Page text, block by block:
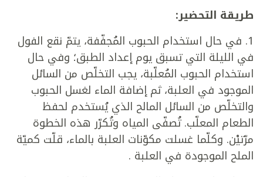
طريقة التحضير:
1. في حال استخدام الحبوب المُجفّفة، يتمّ نقع الفول
في الليلة التي تسبق يوم إعداد الطبق؛ وفي حال
استخدام الحبوب المُعلّبة، يجب التخلّص من السائل
الموجود في العلبة، ثم إضافة الماء لغسل الحبوب
والتخلّص من السائل المالح الذي يُستخدم لحفظ
الطعام المعلّب. تُصفّى المياه وتُكرّر هذه الخطوة
مرّتيْن. وكلّما غسلت مكوّنات العلبة بالماء، قلّت كميّة
الملح الموجودة في العلبة .